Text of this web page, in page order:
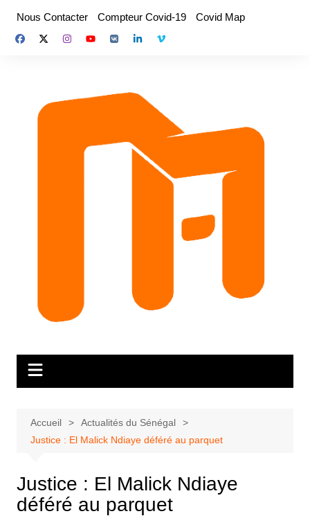
contenu
Nous Contacter Compteur Covid-19 Covid Map
Accueil
Actualités du Sénégal
Justice : El Malick Ndiaye déféré au parquet
Justice : El Malick Ndiaye
déféré au parquet